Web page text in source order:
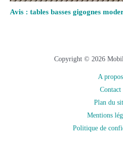
Avis : tables basses gigognes
Copyright © 2026
A propos
Contact
Plan du
Mentions
Politique de